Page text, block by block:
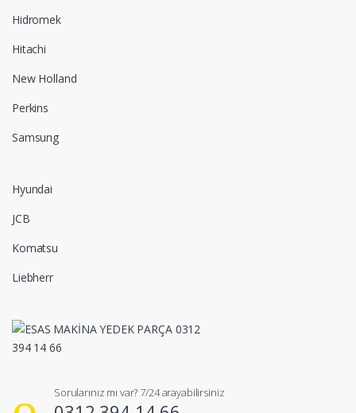
Hidromek
Hitachi
New Holland
Perkins
Samsung
Hyundai
JCB
Komatsu
Liebherr
Sorularınız mı var? 7/24 arayabilirsiniz